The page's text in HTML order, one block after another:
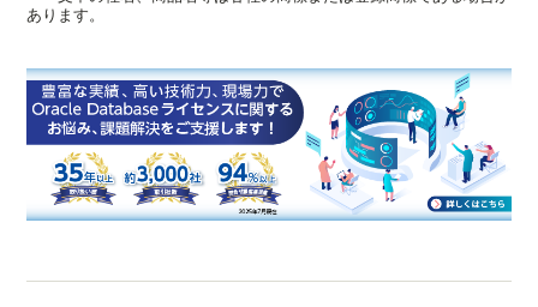
あります。